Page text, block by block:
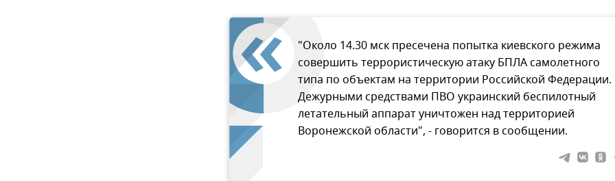
"Около 14.30 мск пресечена попытка киевского режима
совершить террористическую атаку БПЛА самолетного
типа по объектам на территории Российской Федерации.
Дежурными средствами ПВО украинский беспилотный
летательный аппарат уничтожен над территорией
Воронежской области", - говорится в сообщении.